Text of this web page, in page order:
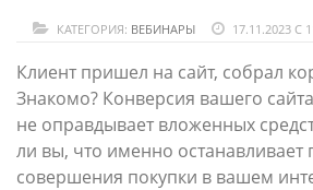
КАТЕГОРИЯ: ВЕБИНАРЫ 17.11.2023 С
Клиент пришел на сайт, собрал
Знакомо? Конверсия вашего
не оправдывает вложенных
ли вы, что именно останавливает
совершения покупки в вашем